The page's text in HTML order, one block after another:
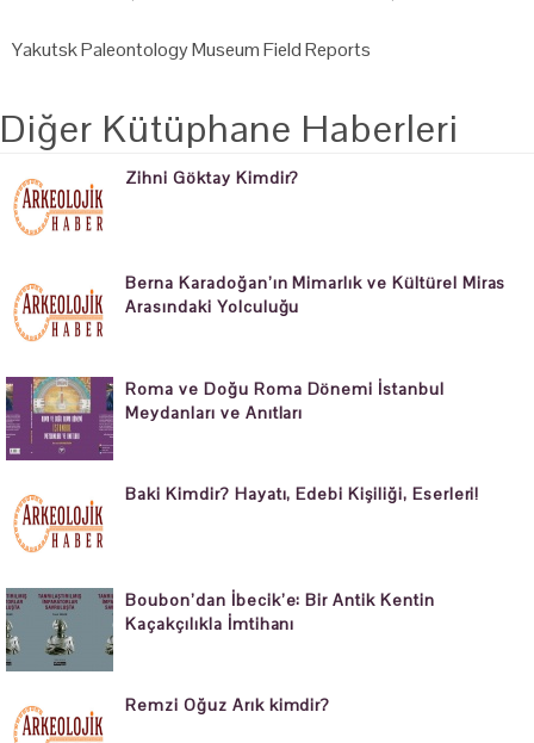
Yakutsk Paleontology Museum Field Reports
Diğer Kütüphane Haberleri
Zihni Göktay Kimdir?
Berna Karadoğan’ın Mimarlık ve Kültürel Miras
Arasındaki Yolculuğu
Roma ve Doğu Roma Dönemi İstanbul
Meydanları ve Anıtları
Baki Kimdir? Hayatı, Edebi Kişiliği, Eserleri!
Boubon’dan İbecik’e: Bir Antik Kentin
Kaçakçılıkla İmtihanı
Remzi Oğuz Arık kimdir?